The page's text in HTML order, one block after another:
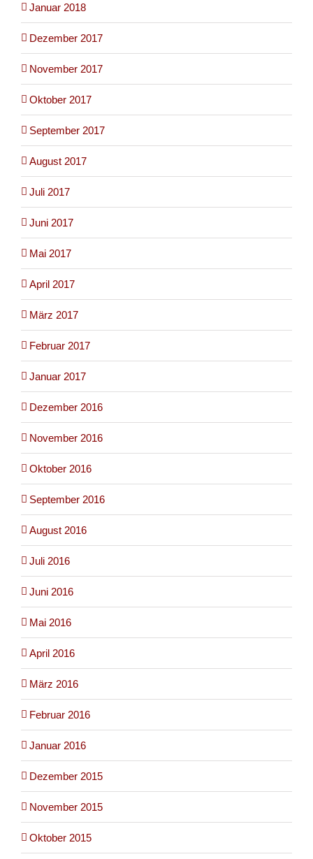
Januar 2018
Dezember 2017
November 2017
Oktober 2017
September 2017
August 2017
Juli 2017
Juni 2017
Mai 2017
April 2017
März 2017
Februar 2017
Januar 2017
Dezember 2016
November 2016
Oktober 2016
September 2016
August 2016
Juli 2016
Juni 2016
Mai 2016
April 2016
März 2016
Februar 2016
Januar 2016
Dezember 2015
November 2015
Oktober 2015